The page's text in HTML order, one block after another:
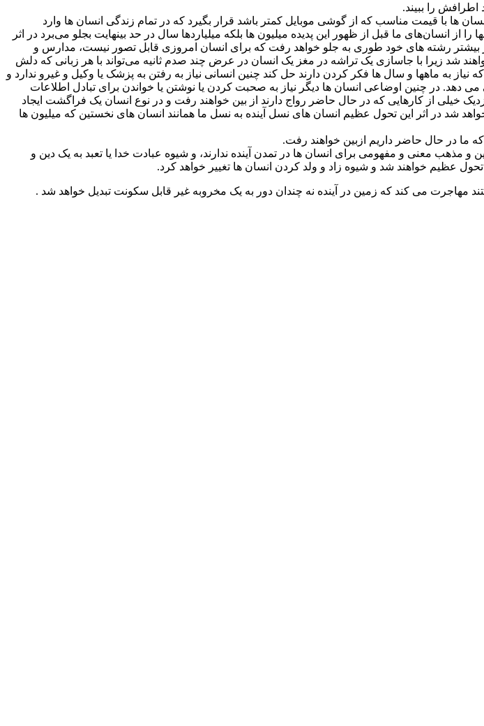
اطرافش را ببیند.
ها با قیمت مناسب که از گوشی موبایل کمتر باشد قرار بگیرد که در تمام زندگی انسان ها وارد
ما قبل از ظهور این پدیده میلیون ها بلکه میلیاردها سال در حد بینهایت بجلو می‌برد در اثر
بیشتر رشته های خود طوری به جلو خواهد رفت که برای انسان امروزی قابل تصور نیست، مدارس و
شد زیرا با جاسازی یک تراشه در مغز یک انسان در عرض چند صدم ثانیه می‌تواند با هر زبانی که دلش
به ماهها و سال ها فکر کردن دارند حل کند چنین انسانی نیاز به رفتن به پزشک یا وکیل و غیرو ندارد و
دهد. در چنین اوضاعی انسان ها دیگر نیاز به صحبت کردن یا نوشتن یا خواندن برای تبادل اطلاعات
خیلی از کارهایی که در حال حاضر رواج دارند از بین خواهند رفت و در نوع انسان یک فراگشت ایجاد
شد در اثر این تحول عظیم انسان های نسل آینده به نسل ما همانند انسان های نخستین که میلیون ها
ما در حال حاضر داریم ازبین خواهند رفت.
و مذهب معنی و مفهومی برای انسان ها در تمدن آینده ندارند، و شیوه عبادت خدا یا تعبد به یک دین و
عظیم خواهند شد و شیوه زاد و ولد کردن انسان ها تغییر خواهد کرد.
می کند که زمین در آینده نه چندان دور به یک مخروبه غیر قابل سکونت تبدیل خواهد شد .